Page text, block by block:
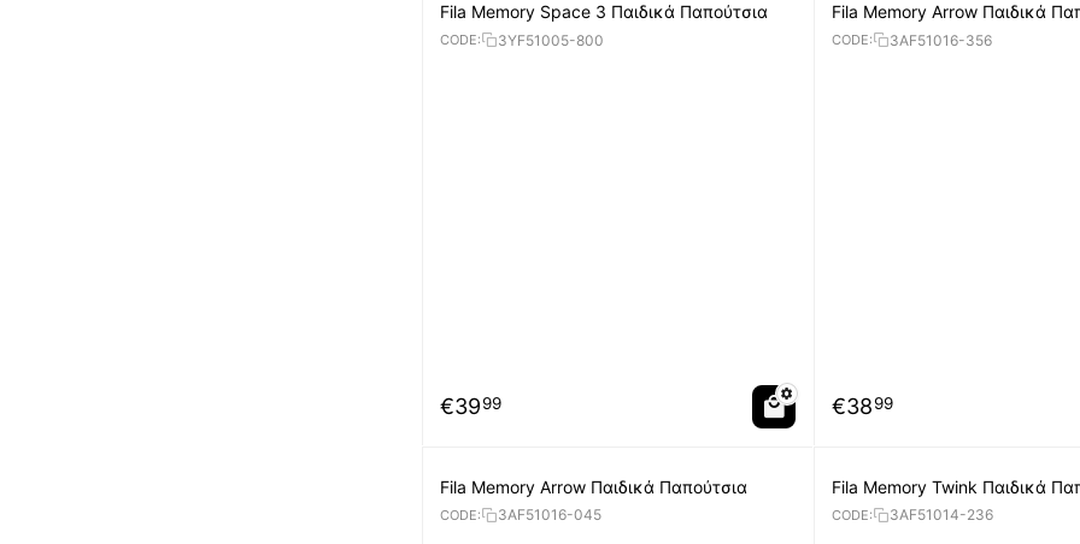
Fila Memory Space 3 Παιδικά Παπούτσια
CODE: 3YF51005-800
€3999
Fila Memory Arrow Παιδικά
CODE: 3AF51016-356
€3899
Fila Memory Arrow Παιδικά Παπούτσια
CODE: 3AF51016-045
Fila Memory Twink Παιδικά
CODE: 3AF51014-236